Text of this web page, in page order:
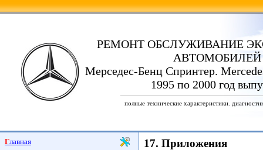
РЕМОНТ ОБСЛУЖИВАНИЕ
АВТОМОБИЛЕЙ
Мерседес-Бенц Спринтер.
1995 по 2000 год
полные технические характеристики.
Главная 17. Приложения